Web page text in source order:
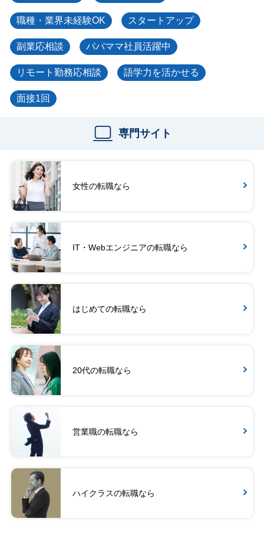
職種・業界未経験OK スタートアップ
副業応相談 パパママ社員活躍中
リモート勤務応相談 語学力を活かせる
面接1回
専門サイト
女性の転職なら
IT・Webエンジニアの転職なら
はじめての転職なら
20代の転職なら
営業職の転職なら
ハイクラスの転職なら